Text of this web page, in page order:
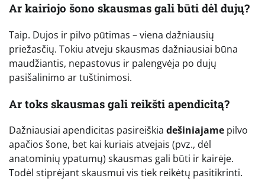
Ar kairiojo šono skausmas gali būti dėl dujų?
Taip. Dujos ir pilvo pūtimas – viena dažniausių
priežasčių. Tokiu atveju skausmas dažniausiai būna
maudžiantis, nepastovus ir palengvėja po dujų
pasišalinimo ar tuštinimosi.
Ar toks skausmas gali reikšti apendicitą?
Dažniausiai apendicitas pasireiškia dešiniajame pilvo
apačios šone, bet kai kuriais atvejais (pvz., dėl
anatominių ypatumų) skausmas gali būti ir kairėje.
Todėl stiprėjant skausmui vis tiek reikėtų pasitikrinti.